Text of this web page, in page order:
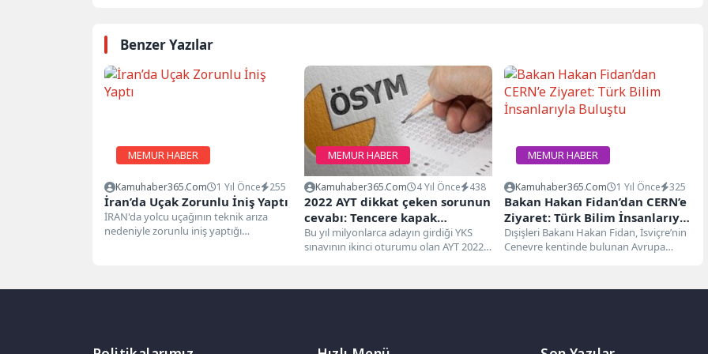
Benzer Yazılar
MEMUR HABER
Kamuhaber365.com 1 Yıl Önce 255
İran’da Uçak Zorunlu İniş Yaptı
İRAN'da yolcu uçağının teknik arıza
nedeniyle zorunlu iniş yaptığı
MEMUR HABER
Kamuhaber365.com 4 Yıl Önce 438
2022 AYT dikkat çeken sorunun
cevabı: Tencere kapak
sorusunun cevabı paylaşıldı
Bu yıl milyonlarca adayın girdiği YKS
sınavının ikinci oturumu olan AYT 2022
MEMUR HABER
Kamuhaber365.com 1 Yıl Önce 325
Bakan Hakan Fidan’dan CERN’e
Ziyaret: Türk Bilim İnsanlarıyla
Buluştu
Dışişleri Bakanı Hakan Fidan, İsviçre’nin
Cenevre kentinde bulunan Avrupa